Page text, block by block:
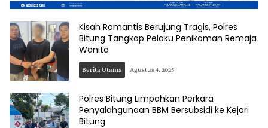
Kisah Romantis Berujung Tragis, Polres
Bitung Tangkap Pelaku Penikaman Remaja
Wanita
Berita Utama Agustus 4, 2025
Polres Bitung Limpahkan Perkara
Penyalahgunaan BBM Bersubsidi ke Kejari
Bitung